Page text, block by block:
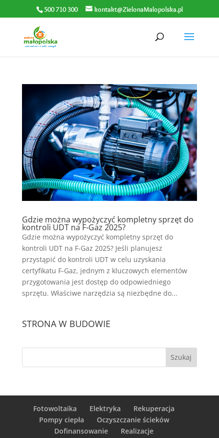
500 710 300 kontakt@ZielonaMalopolska.pl
Gdzie można wypożyczyć kompletny sprzęt do
kontroli UDT na F-Gaz 2025?
Gdzie można wypożyczyć kompletny sprzęt do
kontroli UDT na F-Gaz 2025? Jeśli planujesz
przystąpić do kontroli UDT w celu uzyskania
certyfikatu F-Gaz, jednym z kluczowych elementów
przygotowania jest dostęp do odpowiedniego
sprzętu. Właściwe narzędzia są niezbędne do...
STRONA W BUDOWIE
Fotowoltaika Elektryka
Rekuperacja
Pompy ciepła
Oczyszczanie ścieków
Dofinansowanie
Realizacje